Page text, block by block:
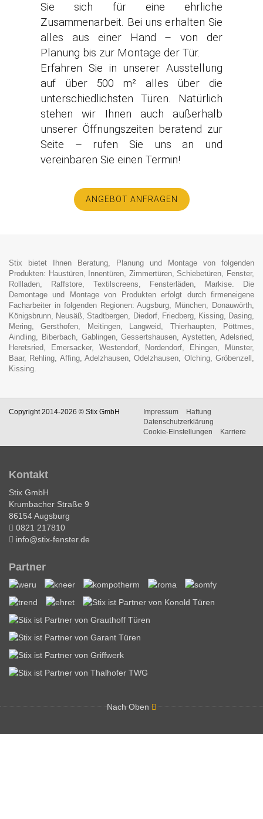
Sie sich für eine ehrliche
Zusammenarbeit. Bei uns erhalten Sie
alles aus einer Hand – von der
Planung bis zur Montage der Tür.
Erfahren Sie in unserer Ausstellung
auf über 500 m² alles über die
unterschiedlichsten Türen. Natürlich
stehen wir Ihnen auch außerhalb
unserer Öffnungszeiten beratend zur
Seite – rufen Sie uns an und
vereinbaren Sie einen Termin!
ANGEBOT ANFRAGEN
Stix bietet Ihnen Beratung, Planung und Montage von folgenden
Produkten: Haustüren, Innentüren, Zimmertüren, Schiebetüren, Fenster,
Rollladen, Raffstore, Textilscreens, Fensterläden, Markise. Die
Demontage und Montage von Produkten erfolgt durch firmeneigene
Facharbeiter in folgenden Regionen: Augsburg, München, Donauwörth,
Königsbrunn, Neusäß, Stadtbergen, Diedorf, Friedberg, Kissing, Dasing,
Mering, Gersthofen, Meitingen, Langweid, Thierhaupten, Pöttmes,
Aindling, Biberbach, Gablingen, Gessertshausen, Aystetten, Adelsried,
Heretsried, Emersacker, Westendorf, Nordendorf, Ehingen, Münster,
Baar, Rehling, Affing, Adelzhausen, Odelzhausen, Olching, Gröbenzell,
Kissing.
Copyright 2014-2026 © Stix GmbH Impressum
Haftung
Datenschutzerklärung
Cookie-Einstellungen
Karriere
Kontakt
Stix GmbH
Krumbacher Straße 9
86154 Augsburg
0821 217810
info@stix-fenster.de
Partner
Nach Oben